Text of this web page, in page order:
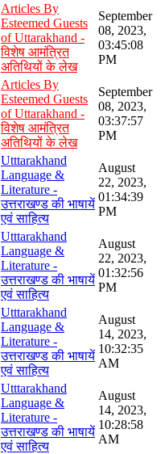
Articles By
Esteemed Guests
of Uttarakhand -
विशेष आमंत्रित
अतिथियों के लेख
September
08, 2023,
03:45:08
PM
Articles By
Esteemed Guests
of Uttarakhand -
विशेष आमंत्रित
अतिथियों के लेख
September
08, 2023,
03:37:57
PM
Utttarakhand
Language &
Literature -
उत्तराखण्ड की भाषायें
एवं साहित्य
August
22, 2023,
01:34:39
PM
Utttarakhand
Language &
Literature -
उत्तराखण्ड की भाषायें
एवं साहित्य
August
22, 2023,
01:32:56
PM
Utttarakhand
Language &
Literature -
उत्तराखण्ड की भाषायें
एवं साहित्य
August
14, 2023,
10:32:35
AM
Utttarakhand
Language &
Literature -
उत्तराखण्ड की भाषायें
एवं साहित्य
August
14, 2023,
10:28:58
AM